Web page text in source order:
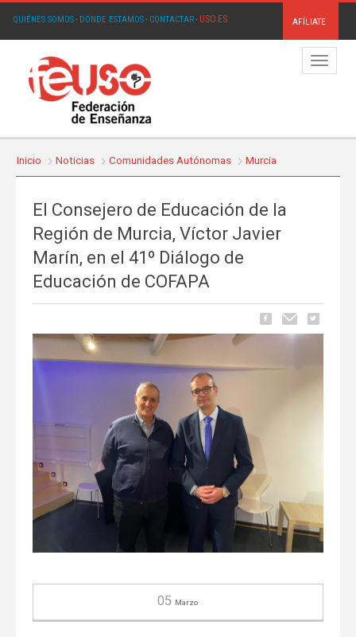
QUIÉNES SOMOS· DÓNDE ESTAMOS· CONTACTAR· USO.ES AFÍLIATE
Menú
Inicio Noticias Comunidades Autónomas Murcia
El Consejero de Educación de la
Región de Murcia, Víctor Javier
Marín, en el 41º Diálogo de
Educación de COFAPA
05 Marzo